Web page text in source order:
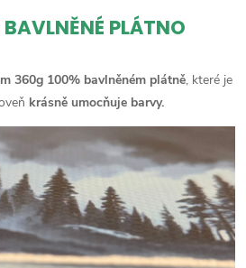
BAVLNĚNÉ PLÁTNO
360g 100% bavlněném plátně, které je
krásně umocňuje barvy.